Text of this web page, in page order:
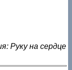
Руку на сердце